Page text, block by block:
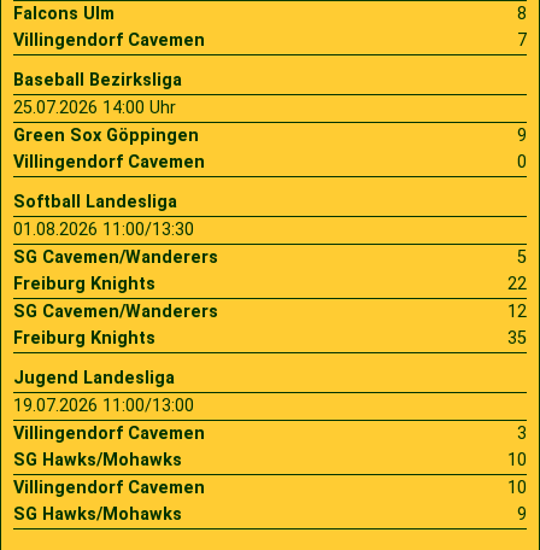
Falcons Ulm
8
Villingendorf Cavemen
7
Baseball Bezirksliga
25.07.2026 14:00 Uhr
Green Sox Göppingen
9
Villingendorf Cavemen
0
Softball Landesliga
01.08.2026 11:00/13:30
SG Cavemen/Wanderers
5
Freiburg Knights
22
SG Cavemen/Wanderers
12
Freiburg Knights
35
Jugend Landesliga
19.07.2026 11:00/13:00
Villingendorf Cavemen
3
SG Hawks/Mohawks
10
Villingendorf Cavemen
10
SG Hawks/Mohawks
9